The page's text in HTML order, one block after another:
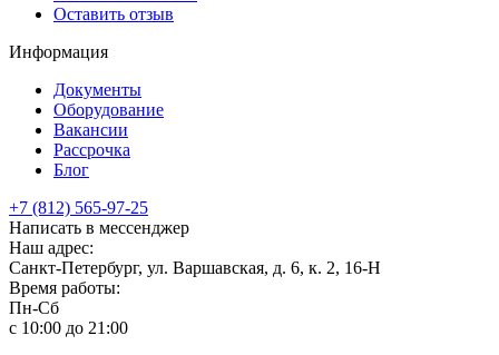
Оставить отзыв
Информация
Документы
Оборудование
Вакансии
Рассрочка
Блог
+7 (812) 565-97-25
Написать в мессенджер
Наш адрес:
Санкт-Петербург, ул. Варшавская, д. 6, к. 2, 16-Н
Время работы:
Пн-Сб
с 10:00 до 21:00